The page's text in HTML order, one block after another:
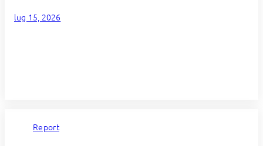
lug 15, 2026
Report